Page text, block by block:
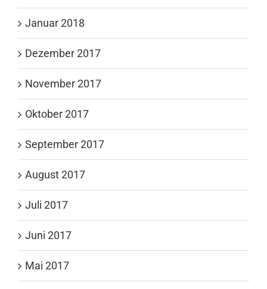
Januar 2018
Dezember 2017
November 2017
Oktober 2017
September 2017
August 2017
Juli 2017
Juni 2017
Mai 2017